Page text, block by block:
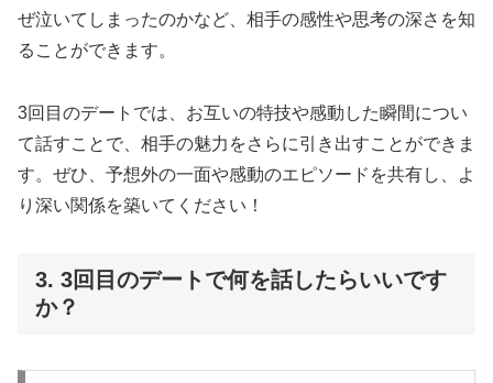
ぜ泣いてしまったのかなど、相手の感性や思考の深さを知
ることができます。
3回目のデートでは、お互いの特技や感動した瞬間につい
て話すことで、相手の魅力をさらに引き出すことができま
す。ぜひ、予想外の一面や感動のエピソードを共有し、よ
り深い関係を築いてください！
3. 3回目のデートで何を話したらいいです
か？